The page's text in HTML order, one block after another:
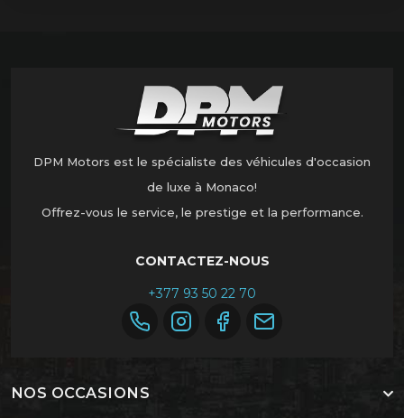
DPM Motors est le spécialiste des véhicules d'occasion
de luxe à Monaco!
Offrez-vous le service, le prestige et la performance.
CONTACTEZ-NOUS
+377 93 50 22 70
NOS OCCASIONS